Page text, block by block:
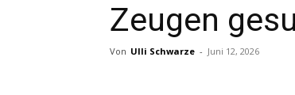
Zeugen
Von Ulli Schwarze - Juni 12, 2026